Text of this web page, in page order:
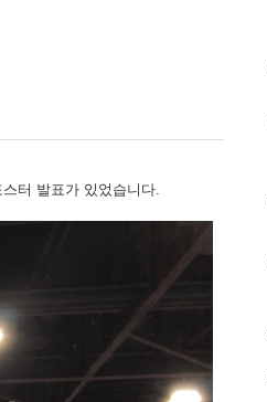
터 발표가 있었습니다.